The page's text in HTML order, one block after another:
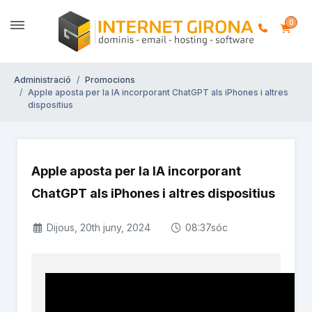
0
Administració
Promocions
Apple aposta per la IA incorporant ChatGPT als iPhones i altres
dispositius
Apple aposta per la IA incorporant
ChatGPT als iPhones i altres dispositius
Dijous, 20th juny, 2024 08:37sóc